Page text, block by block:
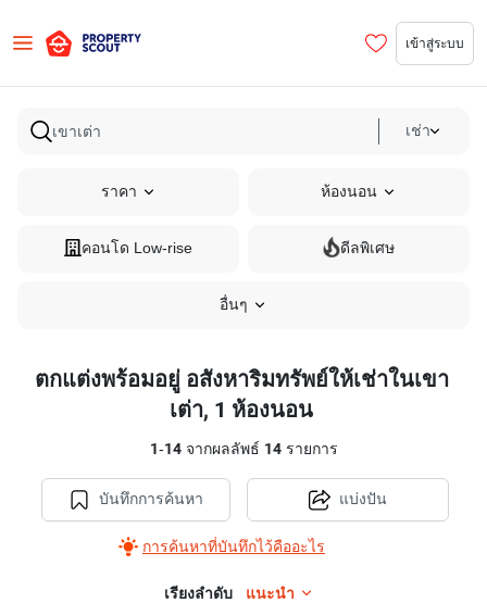
เข้าสู่ระบบ
เช่า
ราคา ห้องนอน
คอนโด Low-rise ดีลพิเศษ
อื่นๆ
ตกแต่งพร้อมอยู่ อสังหาริมทรัพย์ให้เช่าในเขา
เต่า, 1 ห้องนอน
1-14จากผลลัพธ์ 14รายการ
บันทึกการค้นหา
การค้นหาที่บันทึกไว้คืออะไร
แบ่งปัน
เรียงลำดับ แนะนำ